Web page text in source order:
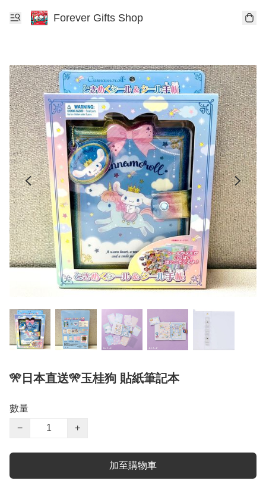
Forever Gifts Shop
🎌日本直送🎌玉桂狗 貼紙筆記本
數量
−
+
加至購物車